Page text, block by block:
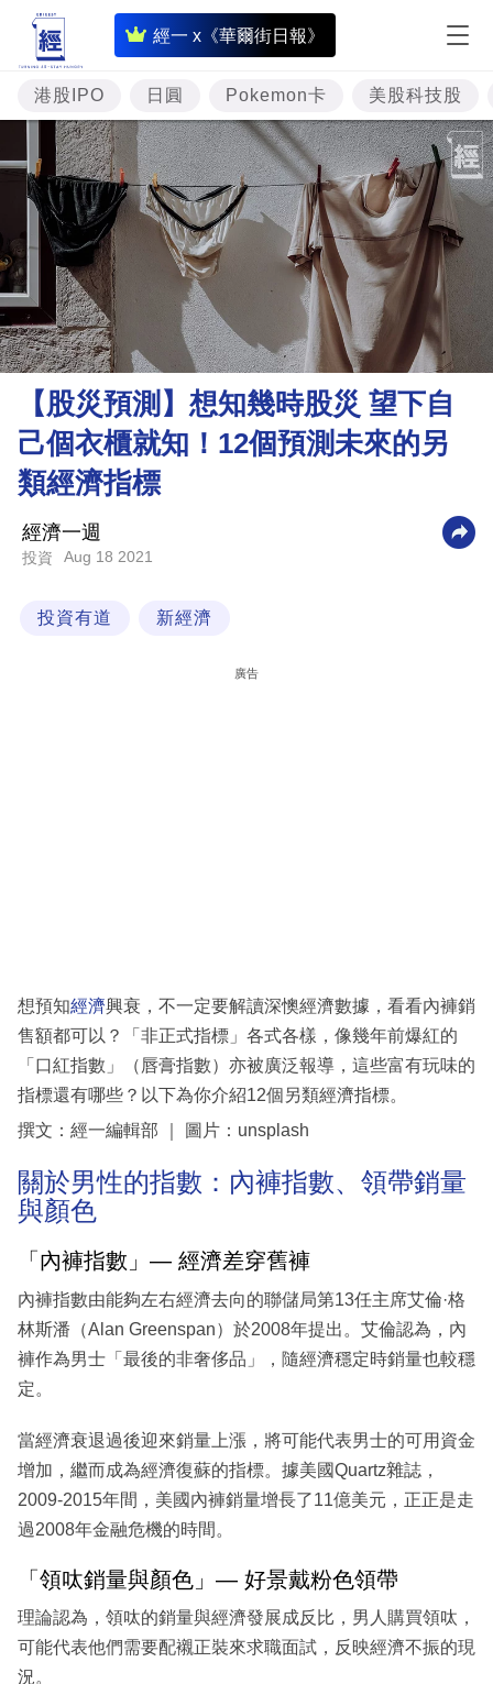
經一 x《華爾街日報》
即
時
財
經
專
題
理
財
商
業
技
港股IPO 日圓 Pokemon卡 美股科技股
【股災預測】想知幾時股災 望下自
己個衣櫃就知！12個預測未來的另
類經濟指標
經濟一週
投資 Aug 18 2021
投資有道 新經濟
廣告
想預知經濟興衰，不一定要解讀深懊經濟數據，看看內褲銷
售額都可以？「非正式指標」各式各樣，像幾年前爆紅的
「口紅指數」（唇膏指數）亦被廣泛報導，這些富有玩味的
指標還有哪些？以下為你介紹12個另類經濟指標。
撰文：經一編輯部 ｜ 圖片：unsplash
關於男性的指數：內褲指數、領帶銷量
與顏色
「內褲指數」— 經濟差穿舊褲
內褲指數由能夠左右經濟去向的聯儲局第13任主席艾倫·格
林斯潘（Alan Greenspan）於2008年提出。艾倫認為，內
褲作為男士「最後的非奢侈品」，隨經濟穩定時銷量也較穩
定。
當經濟衰退過後迎來銷量上漲，將可能代表男士的可用資金
增加，繼而成為經濟復蘇的指標。據美國Quartz雜誌，
2009-2015年間，美國內褲銷量增長了11億美元，正正是走
過2008年金融危機的時間。
「領呔銷量與顏色」— 好景戴粉色領帶
理論認為，領呔的銷量與經濟發展成反比，男人購買領呔，
可能代表他們需要配襯正裝來求職面試，反映經濟不振的現
況。